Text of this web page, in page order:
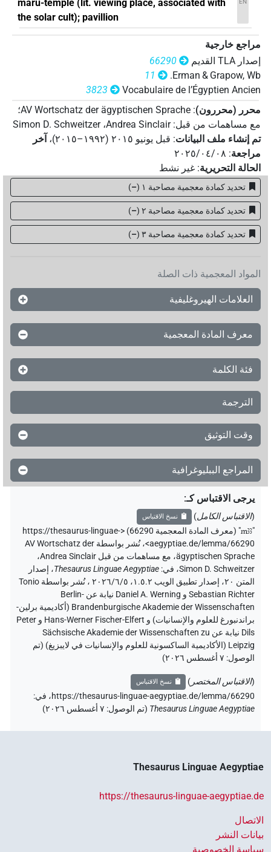
EN
maru-temple (lit. viewing place, associated with
the solar cult); pavillion
مراجع خارجية
إصدار‏ ‏TLA‏ القديم
66290
Erman & Grapow, Wb.
11
Vocabulaire de l’Égyptien Ancien
3823
محرر (محررون):
AV Wortschatz der ägyptischen Sprache؛
مع مساهمات من قبل:
Andrea Sinclair،Simon D. Schweitzer
تم إنشاء ملف البيانات: قبل يونيو ۲۰۱٥ (۱۹۹۲–۲۰۱٥) ، آخر
مراجعة: ٢٠٢٥/٠٤/٠٨
الحالة التحريرية: غير نشط
تحديد كمادة معجمية مصاحبة ١ –
)
تحديد كمادة معجمية مصاحبة ٢ –
)
تحديد كمادة معجمية مصاحبة ۳ –
)
المواد المعجمية ذات الصلة
العلامات الهيروغليفية
معرف المادة المعجمية
فئة الكلمة
الترجمة
وقت التوثيق
المراجع الببليوغرافية
يرجى الاقتباس كـ:
(الاقتباس الكامل) نسخ الاقتباس
"
mꜣꜣ
"
(معرف المادة المعجمية 66290) <https://thesaurus-linguae-
aegyptiae.de/lemma/66290> ،
نُشر بواسطة AV Wortschatz der
ägyptischen Sprache، مع مساهمات من قبل Andrea Sinclair،
Simon D. Schweitzer، في:
Thesaurus Linguae Aegyptiae، إصدار
المتن ٢٠، إصدار تطبيق الويب ۱.٥.٢، ٢٠٢٦/٦/٥ ، نُشر بواسطة Tonio
Sebastian Richter و Daniel A. Werning نيابة عن Berlin-
Brandenburgische Akademie der Wissenschaften (أكاديمية برلين-
براندنبورغ للعلوم والإنسانيات) و Hans-Werner Fischer-Elfert و Peter
Dils نيابة عن Sächsische Akademie der Wissenschaften zu
Leipzig (الأكاديمية الساكسونية للعلوم والإنسانيات في لايبزيغ) (تم
الوصول: ٧ أغسطس ٢٠٢٦ )
(الاقتباس المختصر ) نسخ الاقتباس
https://thesaurus-linguae-aegyptiae.de/lemma/66290، في:
Thesaurus Linguae Aegyptiae
(تم الوصول: ٧ أغسطس ٢٠٢٦ )
Thesaurus Linguae Aegyptiae
https://thesaurus-linguae-aegyptiae.de
الاتصال
بيانات النشر
سياسة الخصوصية